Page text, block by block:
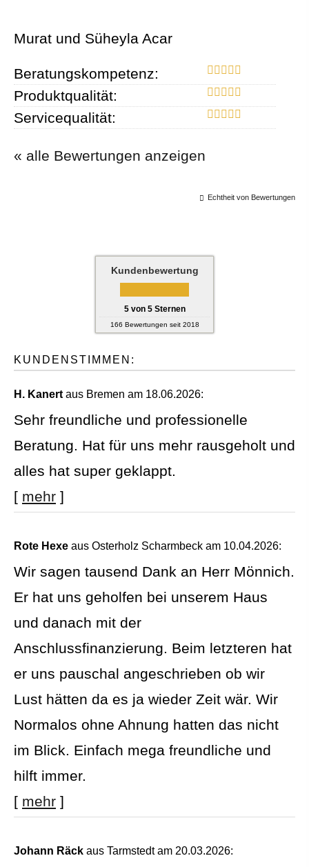
Murat und Süheyla Acar
Beratungskompetenz:
Produktqualität:
Servicequalität:
« alle Bewertungen anzeigen
Echtheit von Bewertungen
Kundenbewertung
5von 5Sternen
166 Bewertungen seit 2018
KUNDENSTIMMEN:
H. Kanert aus Bremen am 18.06.2026:
Sehr freundliche und professionelle
Beratung. Hat für uns mehr rausgeholt und
alles hat super geklappt.
[ mehr ]
Rote Hexe aus Osterholz Scharmbeck am 10.04.2026:
Wir sagen tausend Dank an Herr Mönnich.
Er hat uns geholfen bei unserem Haus
und danach mit der
Anschlussfinanzierung. Beim letzteren hat
er uns pauschal angeschrieben ob wir
Lust hätten da es ja wieder Zeit wär. Wir
Normalos ohne Ahnung hatten das nicht
im Blick. Einfach mega freundliche und
hilft immer.
[ mehr ]
Johann Räck aus Tarmstedt am 20.03.2026: